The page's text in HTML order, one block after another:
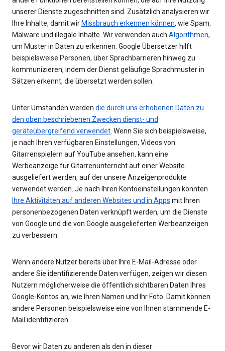
unserer Dienste zugeschnitten sind. Zusätzlich analysieren wir
Ihre Inhalte, damit wir Missbrauch erkennen können, wie Spam,
Malware und illegale Inhalte. Wir verwenden auch Algorithmen,
um Muster in Daten zu erkennen. Google Übersetzer hilft
beispielsweise Personen, über Sprachbarrieren hinweg zu
kommunizieren, indem der Dienst geläufige Sprachmuster in
Sätzen erkennt, die übersetzt werden sollen.
Unter Umständen werden die durch uns erhobenen Daten zu
den oben beschriebenen Zwecken dienst- und
geräteübergreifend verwendet . Wenn Sie sich beispielsweise,
je nach Ihren verfügbaren Einstellungen, Videos von
Gitarrenspielern auf YouTube ansehen, kann eine
Werbeanzeige für Gitarrenunterricht auf einer Website
ausgeliefert werden, auf der unsere Anzeigenprodukte
verwendet werden. Je nach Ihren Kontoeinstellungen könnten
Ihre Aktivitäten auf anderen Websites und in Apps mit Ihren
personenbezogenen Daten verknüpft werden, um die Dienste
von Google und die von Google ausgelieferten Werbeanzeigen
zu verbessern.
Wenn andere Nutzer bereits über Ihre E-Mail-Adresse oder
andere Sie identifizierende Daten verfügen, zeigen wir diesen
Nutzern möglicherweise die öffentlich sichtbaren Daten Ihres
Google-Kontos an, wie Ihren Namen und Ihr Foto. Damit können
andere Personen beispielsweise eine von Ihnen stammende E-
Mail identifizieren.
Bevor wir Daten zu anderen als den in dieser